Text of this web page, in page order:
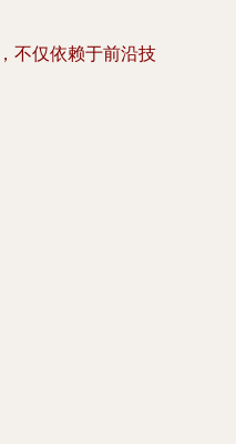
不仅依赖于前沿技